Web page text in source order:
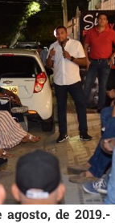
de 2019.-